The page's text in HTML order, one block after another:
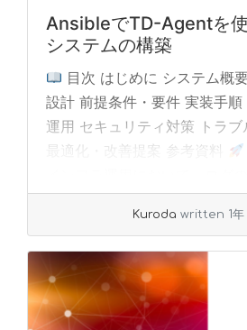
AnsibleでTD-Agentを
システムの構築
目次 はじめに システム概
設計 前提条件・要件 実装手順
運用 セキュリティ対策 トラ
最適化・改善提案 参考資料
Kuroda written 1